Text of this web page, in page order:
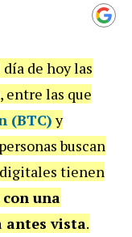
de hoy las
entre las que
(BTC)y
buscan
tienen
una
antes vista.